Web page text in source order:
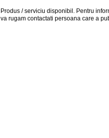
Produs / serviciu disponibil . Pentru
va rugam contactati persoana care a